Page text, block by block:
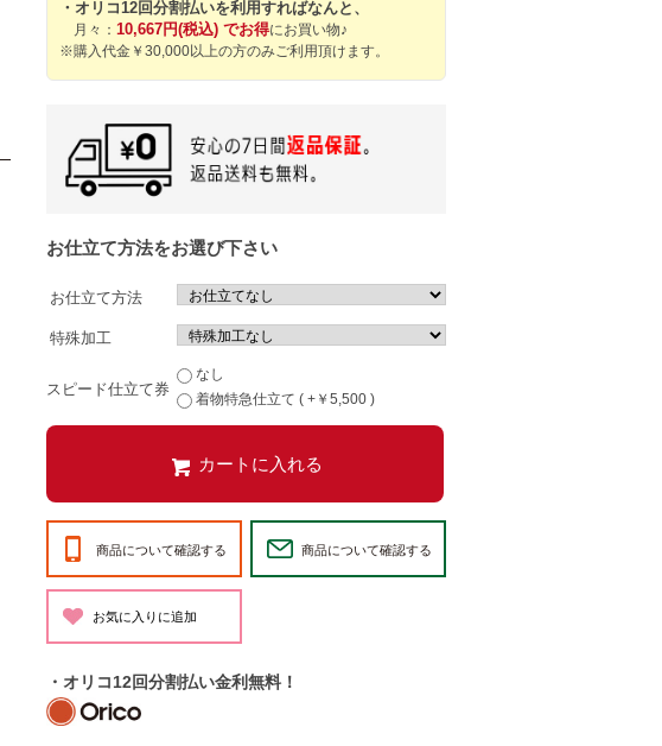
・オリコ12回分割払いを利用すればなんと、
月々：10,667円(税込) でお得にお買い物♪
※購入代金￥30,000以上の方のみご利用頂けます。
お仕立て方法をお選び下さい
お仕立て方法
特殊加工
スピード仕立て券
なし
着物特急仕立て ( +￥5,500 )
商品について確認する 商品について確認する
・オリコ12回分割払い金利無料！